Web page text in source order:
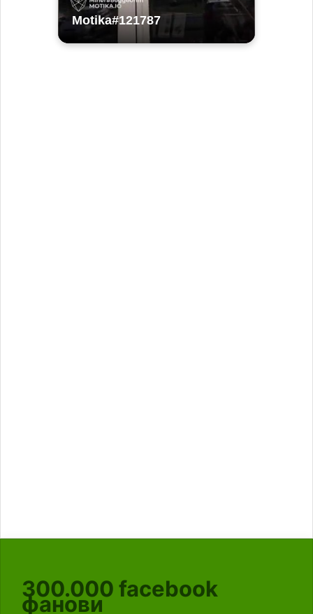
300.000 facebook
фанови